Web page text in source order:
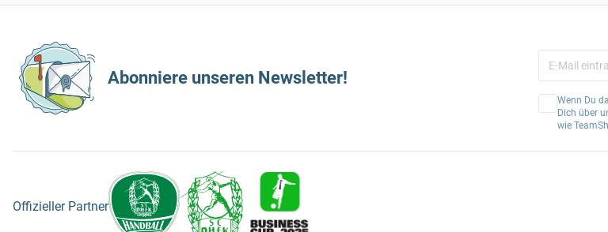
Abonniere unseren Newsletter!
Wenn Du
Dich über
wie
Offizieller Partner